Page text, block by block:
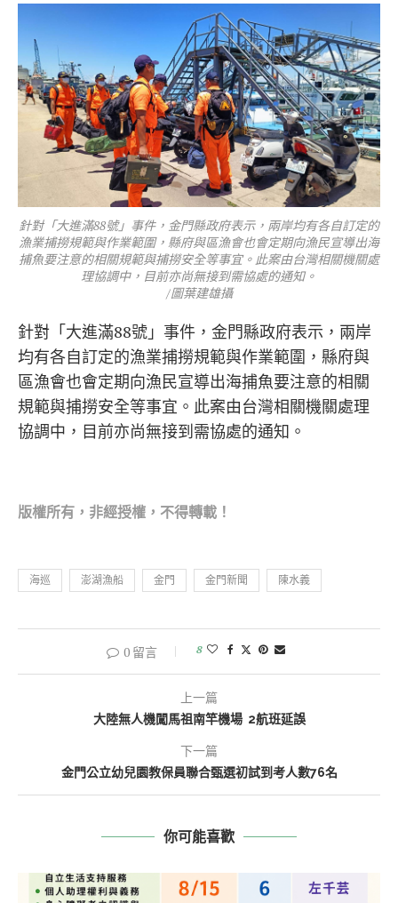
針對「大進滿88號」事件，金門縣政府表示，兩岸均有各自訂定的
漁業捕撈規範與作業範圍，縣府與區漁會也會定期向漁民宣導出海
捕魚要注意的相關規範與捕撈安全等事宜。此案由台灣相關機關處
理協調中，目前亦尚無接到需協處的通知。
/圖葉建雄攝
針對「大進滿88號」事件，金門縣政府表示，兩岸
均有各自訂定的漁業捕撈規範與作業範圍，縣府與
區漁會也會定期向漁民宣導出海捕魚要注意的相關
規範與捕撈安全等事宜。此案由台灣相關機關處理
協調中，目前亦尚無接到需協處的通知。
版權所有，非經授權，不得轉載！
海巡 澎湖漁船 金門 金門新聞 陳水義
0 留言 8
上一篇
大陸無人機闖馬祖南竿機場 2航班延誤
下一篇
金門公立幼兒園教保員聯合甄選初試到考人數76名
你可能喜歡